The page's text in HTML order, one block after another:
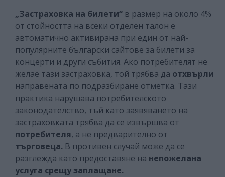
„Застраховка на билети“ в размер на около 4%
от стойността на всеки отделен талон е
автоматично активирана при един от най-
популярните български сайтове за билети за
концерти и други събития. Ако потребителят не
желае тази застраховка, той трябва да отхвърли
направената по подразбиране отметка. Тази
практика нарушава потребителското
законодателство, тъй като заявяването на
застраховката трябва да се извършва от
потребителя, а не предварително от
търговеца. В противен случай може да се
разглежда като предоставяне на непожелана
услуга срещу заплащане.